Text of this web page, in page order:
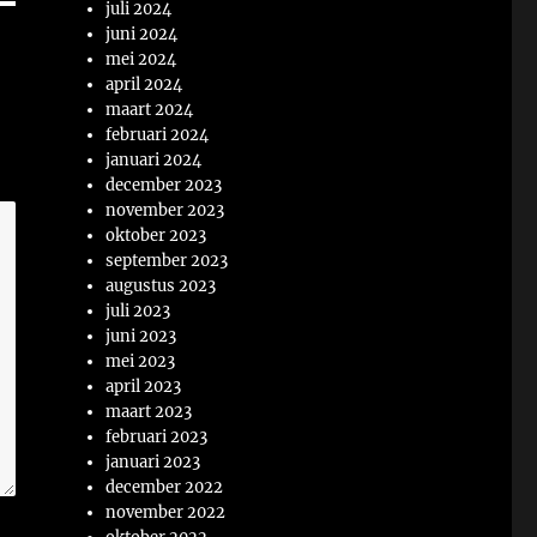
juli 2024
juni 2024
mei 2024
april 2024
maart 2024
februari 2024
januari 2024
december 2023
november 2023
oktober 2023
september 2023
augustus 2023
juli 2023
juni 2023
mei 2023
april 2023
maart 2023
februari 2023
januari 2023
december 2022
november 2022